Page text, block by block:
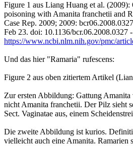
Figure 1 aus Liang Huang et al.
poisoning with Amanita franchetii and
Case Rep. 2009; 2009:
Feb 23. doi: 10.1136/bcr.06.2008.0327
https://www.ncbi.nlm.nih.gov/pmc/
Und das hier "Ramaria" rufescens:
Figure 2 aus oben zitiertem Artikel
Zur ersten Abbildung: Gattung
nicht Amanita franchetii. Der Pilz sieht
Sect. Vaginatae aus, einem
Die zweite Abbildung ist kurios.
vielleicht auch eine Amanita. Ramarien